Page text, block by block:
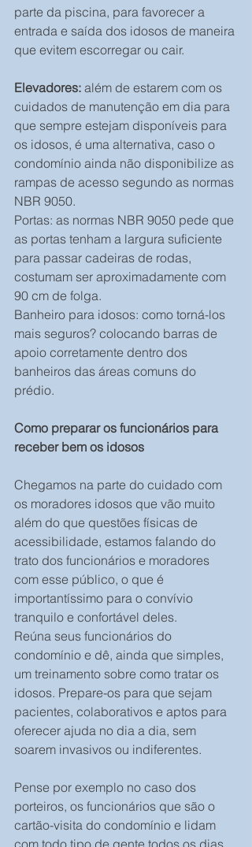
parte da piscina, para favorecer a
entrada e saída dos idosos de maneira
que evitem escorregar ou cair.
Elevadores: além de estarem com os
cuidados de manutenção em dia para
que sempre estejam disponíveis para
os idosos, é uma alternativa, caso o
condomínio ainda não disponibilize as
rampas de acesso segundo as normas
NBR 9050.
Portas: as normas NBR 9050 pede que
as portas tenham a largura suficiente
para passar cadeiras de rodas,
costumam ser aproximadamente com
90 cm de folga.
Banheiro para idosos: como torná-los
mais seguros? colocando barras de
apoio corretamente dentro dos
banheiros das áreas comuns do
prédio.
Como preparar os funcionários para
receber bem os idosos
Chegamos na parte do cuidado com
os moradores idosos que vão muito
além do que questões físicas de
acessibilidade, estamos falando do
trato dos funcionários e moradores
com esse público, o que é
importantíssimo para o convívio
tranquilo e confortável deles.
Reúna seus funcionários do
condomínio e dê, ainda que simples,
um treinamento sobre como tratar os
idosos. Prepare-os para que sejam
pacientes, colaborativos e aptos para
oferecer ajuda no dia a dia, sem
soarem invasivos ou indiferentes.
Pense por exemplo no caso dos
porteiros, os funcionários que são o
cartão-visita do condomínio e lidam